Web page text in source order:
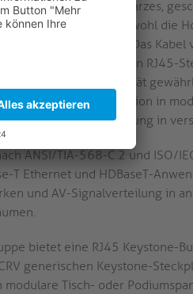
verwendet ein schwarzes,
PE-Mantel, der sowohl die
unterstützt. Das
einen abgeschirmten RJ45-
Signalqualität
werkzeuglose Installation in
Anpassung in
ANSI/TIA-568-C.2 und ISO/
T Ethernet und HDBaseT-
und AV-Signalverteilung in
bietet eine RJ45 Keystone-
generischen Keystone-
Tisch- oder